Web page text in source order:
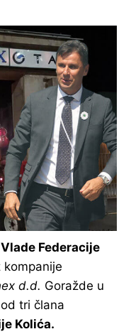
Vlade Federacije
d.d. Goražde u
tri člana
Kolića.